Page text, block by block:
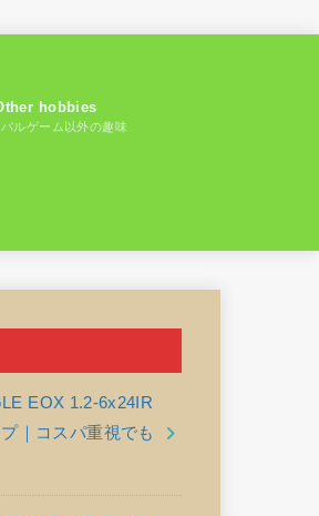
hobbies
ルゲーム以外の趣味
EOX 1.2-6x24IR
｜コスパ重視でも